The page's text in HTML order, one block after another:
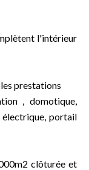
l'intérieur
prestations
, domotique,
portail
clôturée et